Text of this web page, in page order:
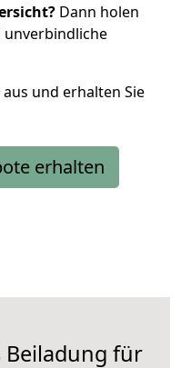
Dann holen
unverbindliche
und erhalten Sie
erhalten
Beiladung für